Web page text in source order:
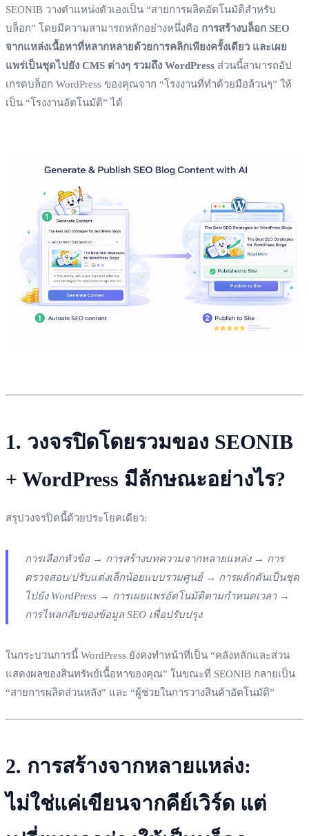
SEONIB วางตำแหน่งตัวเองเป็น “สายการผลิตอัตโนมัติสำหรับ
บล็อก” โดยมีความสามารถหลักอย่างหนึ่งคือ การสร้างบล็อก SEO
จากแหล่งเนื้อหาที่หลากหลายด้วยการคลิกเพียงครั้งเดียว และเผย
แพร่เป็นชุดไปยัง CMS ต่างๆ รวมถึง WordPress ส่วนนี้สามารถอัป
เกรดบล็อก WordPress ของคุณจาก “โรงงานที่ทำด้วยมือล้วนๆ” ให้
เป็น “โรงงานอัตโนมัติ” ได้
1. วงจรปิดโดยรวมของ SEONIB
+ WordPress มีลักษณะอย่างไร?
สรุปวงจรปิดนี้ด้วยประโยคเดียว:
การเลือกหัวข้อ → การสร้างบทความจากหลายแหล่ง → การ
ตรวจสอบ/ปรับแต่งเล็กน้อยแบบรวมศูนย์ → การผลักดันเป็นชุด
ไปยัง WordPress → การเผยแพร่อัตโนมัติตามกำหนดเวลา →
การไหลกลับของข้อมูล SEO เพื่อปรับปรุง
ในกระบวนการนี้ WordPress ยังคงทำหน้าที่เป็น “คลังหลักและส่วน
แสดงผลของสินทรัพย์เนื้อหาของคุณ” ในขณะที่ SEONIB กลายเป็น
“สายการผลิตส่วนหลัง” และ “ผู้ช่วยในการวางสินค้าอัตโนมัติ”
2. การสร้างจากหลายแหล่ง:
ไม่ใช่แค่เขียนจากคีย์เวิร์ด แต่